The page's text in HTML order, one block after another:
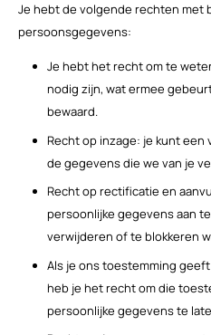
Je hebt de volgende rechten met
persoonsgegevens:
Je hebt het recht om te
nodig zijn, wat ermee
bewaard.
Recht op inzage: je kunt een
de gegevens die we van je
Recht op rectificatie en
persoonlijke gegevens aan
verwijderen of te blokkeren
Als je ons toestemming
heb je het recht om die
persoonlijke gegevens te